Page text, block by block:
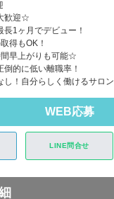
歓迎☆
1ヶ月でデビュー！
得もOK！
早上がりも可能☆
的に低い離職率！
し！自分らしく働けるサロン
WEB応募
LINE問合せ